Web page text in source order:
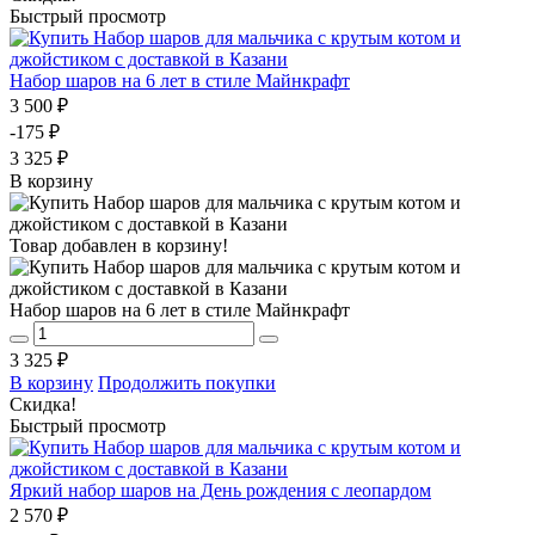
Быстрый просмотр
Набор шаров на 6 лет в стиле Майнкрафт
3 500 ₽
-175 ₽
3 325 ₽
В корзину
Товар добавлен в корзину!
Набор шаров на 6 лет в стиле Майнкрафт
3 325 ₽
В корзину Продолжить покупки
Скидка!
Быстрый просмотр
Яркий набор шаров на День рождения с леопардом
2 570 ₽